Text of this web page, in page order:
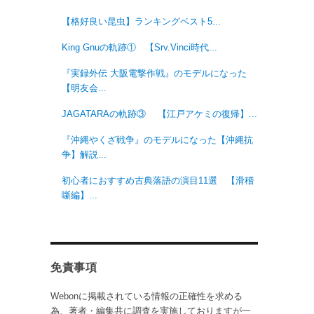
【格好良い昆虫】ランキングベスト5...
King Gnuの軌跡① 【Srv.Vinci時代...
『実録外伝 大阪電撃作戦』のモデルになった
【明友会...
JAGATARAの軌跡③ 【江戸アケミの復帰】...
『沖縄やくざ戦争』のモデルになった【沖縄抗
争】解説...
初心者におすすめ古典落語の演目11選 【滑稽
噺編】...
免責事項
Webonに掲載されている情報の正確性を求める
為、著者・編集共に調査を実施しておりますが一